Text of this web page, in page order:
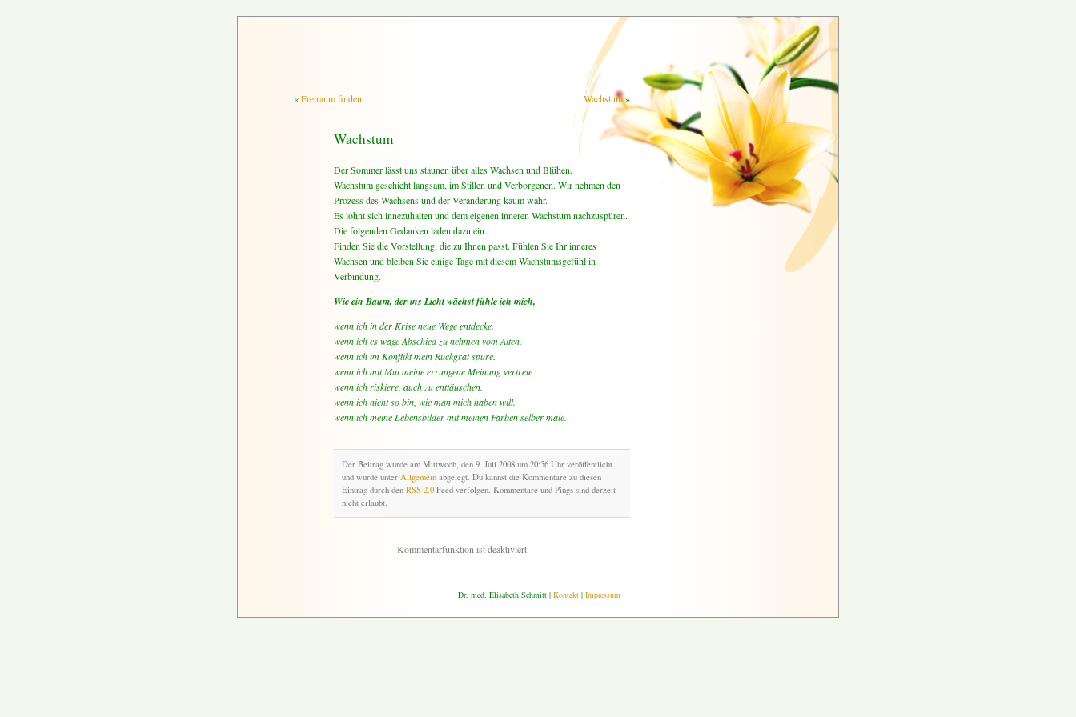
«Freiraum finden Wachstum»
Wachstum
Der Sommer lässt uns staunen über alles Wachsen und Blühen.
Wachstum geschieht langsam, im Stillen und Verborgenen. Wir nehmen den
Prozess des Wachsens und der Veränderung kaum wahr.
Es lohnt sich innezuhalten und dem eigenen inneren Wachstum nachzuspüren.
Die folgenden Gedanken laden dazu ein.
Finden Sie die Vorstellung, die zu Ihnen passt. Fühlen Sie Ihr inneres
Wachsen und bleiben Sie einige Tage mit diesem Wachstumsgefühl in
Verbindung.
Wie ein Baum, der ins Licht wächst fühle ich mich,
wenn ich in der Krise neue Wege entdecke.
wenn ich es wage Abschied zu nehmen vom Alten.
wenn ich im Konflikt mein Rückgrat spüre.
wenn ich mit Mut meine errungene Meinung vertrete.
wenn ich riskiere, auch zu enttäuschen.
wenn ich nicht so bin, wie man mich haben will.
wenn ich meine Lebensbilder mit meinen Farben selber male.
Der Beitrag wurde am Mittwoch, den 9. Juli 2008 um 20:56 Uhr veröffentlicht
und wurde unter Allgemein abgelegt. Du kannst die Kommentare zu diesen
Eintrag durch den RSS 2.0 Feed verfolgen. Kommentare und Pings sind derzeit
nicht erlaubt.
Kommentarfunktion ist deaktiviert
Dr. med. Elisabeth Schmitt | Kontakt| Impressum